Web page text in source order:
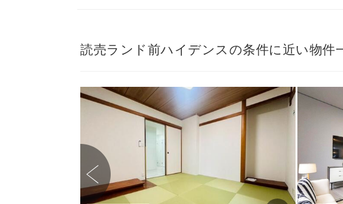
読売ランド前ハイデンスの条件に近い物件